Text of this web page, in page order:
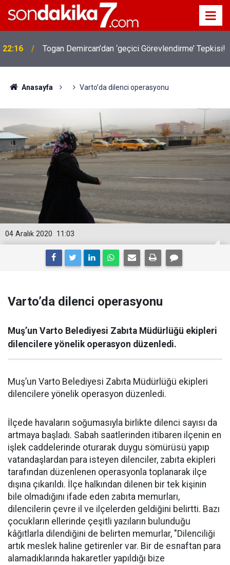
22:16 Togan Demircan’dan ‘geçici Görevlendirme’ Tepkisi!
Anasayfa Varto’da dilenci operasyonu
11:03
04 Aralık 2020
Varto’da dilenci operasyonu
Muş’un Varto Belediyesi Zabıta Müdürlüğü ekipleri
dilencilere yönelik operasyon düzenledi.
Muş’un Varto Belediyesi Zabıta Müdürlüğü ekipleri
dilencilere yönelik operasyon düzenledi.
İlçede havaların soğumasıyla birlikte dilenci sayısı da
artmaya başladı. Sabah saatlerinden itibaren ilçenin en
işlek caddelerinde oturarak duygu sömürüsü yapıp
vatandaşlardan para isteyen dilenciler, zabıta ekipleri
tarafından düzenlenen operasyonla toplanarak ilçe
dışına çıkarıldı. İlçe halkından dilenen bir tek kişinin
bile olmadığını ifade eden zabıta memurları,
dilencilerin çevre il ve ilçelerden geldiğini belirtti. Bazı
çocukların ellerinde çeşitli yazıların bulunduğu
kâğıtlarla dilendiğini de belirten memurlar, "Dilenciliği
artık meslek haline getirenler var. Bir de esnaftan para
alamadıklarında hakaretler yapıldığı bize